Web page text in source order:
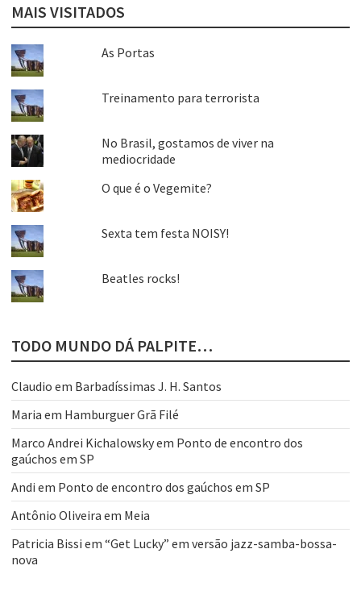
MAIS VISITADOS
As Portas
Treinamento para terrorista
No Brasil, gostamos de viver na
mediocridade
O que é o Vegemite?
Sexta tem festa NOISY!
Beatles rocks!
TODO MUNDO DÁ PALPITE…
Claudio em Barbadíssimas J. H. Santos
Maria em Hamburguer Grã Filé
Marco Andrei Kichalowskyem Ponto de encontro dos
gaúchos em SP
Andi em Ponto de encontro dos gaúchos em SP
Antônio Oliveira em Meia
Patricia Bissi em “Get Lucky” em versão jazz-samba-bossa-
nova